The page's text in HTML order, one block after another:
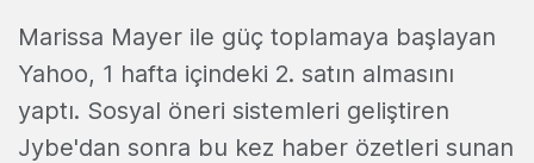
Marissa Mayer ile güç toplamaya başlayan
Yahoo, 1 hafta içindeki 2. satın almasını
yaptı. Sosyal öneri sistemleri geliştiren
Jybe'dan sonra bu kez haber özetleri sunan